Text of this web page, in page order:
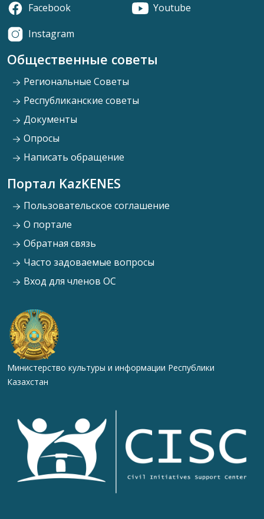
Facebook
Youtube
Instagram
Общественные советы
Региональные Советы
Республиканские советы
Документы
Опросы
Написать обращение
Портал KazKENES
Пользовательское соглашение
О портале
Обратная связь
Часто задоваемые вопросы
Вход для членов ОС
Министерство культуры и информации Республики
Казахстан